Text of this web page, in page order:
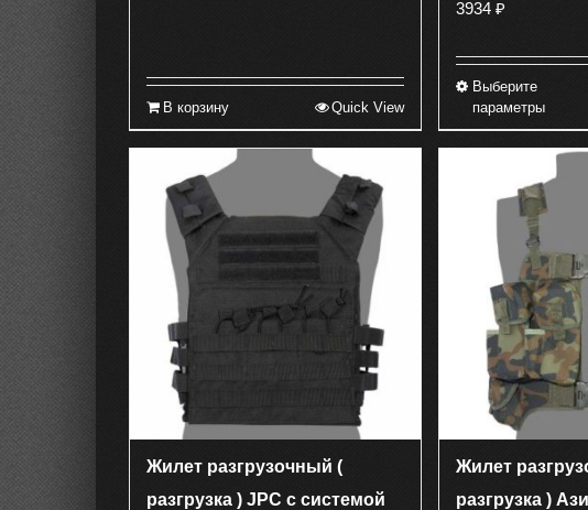
В корзину Quick View
3934₽
Выберите
параметры
Жилет разгрузочный (
разгрузка ) JPC с системой
Жилет
разгрузка )